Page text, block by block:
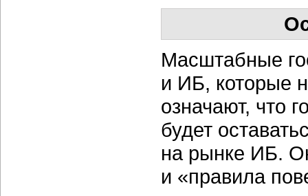
Масштабные
и ИБ, которые
означают, что
будет
на рынке ИБ.
и «правила